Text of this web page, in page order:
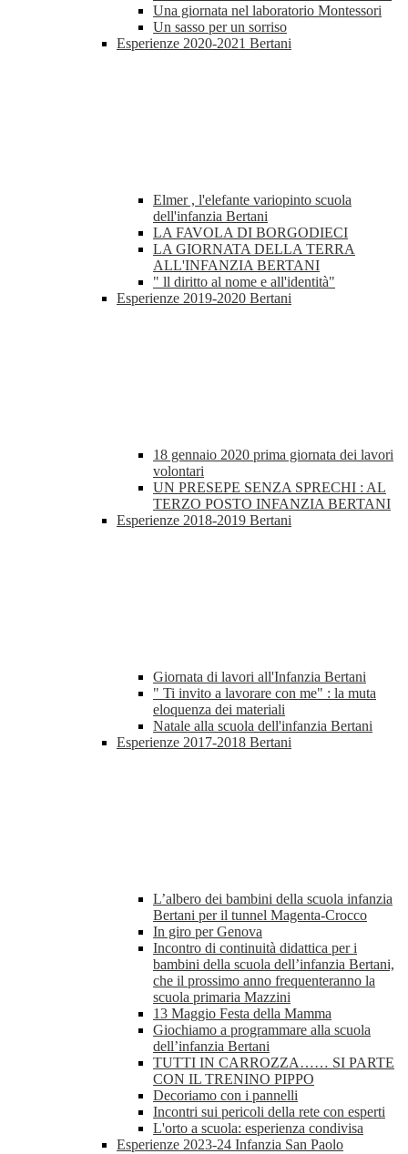
Una giornata nel laboratorio Montessori
Un sasso per un sorriso
Esperienze 2020-2021 Bertani
Elmer , l'elefante variopinto scuola
dell'infanzia Bertani
LA FAVOLA DI BORGODIECI
LA GIORNATA DELLA TERRA
ALL'INFANZIA BERTANI
" ll diritto al nome e all'identità"
Esperienze 2019-2020 Bertani
18 gennaio 2020 prima giornata dei lavori
volontari
UN PRESEPE SENZA SPRECHI : AL
TERZO POSTO INFANZIA BERTANI
Esperienze 2018-2019 Bertani
Giornata di lavori all'Infanzia Bertani
" Ti invito a lavorare con me" : la muta
eloquenza dei materiali
Natale alla scuola dell'infanzia Bertani
Esperienze 2017-2018 Bertani
L’albero dei bambini della scuola infanzia
Bertani per il tunnel Magenta-Crocco
In giro per Genova
Incontro di continuità didattica per i
bambini della scuola dell’infanzia Bertani,
che il prossimo anno frequenteranno la
scuola primaria Mazzini
13 Maggio Festa della Mamma
Giochiamo a programmare alla scuola
dell’infanzia Bertani
TUTTI IN CARROZZA…… SI PARTE
CON IL TRENINO PIPPO
Decoriamo con i pannelli
Incontri sui pericoli della rete con esperti
L'orto a scuola: esperienza condivisa
Esperienze 2023-24 Infanzia San Paolo